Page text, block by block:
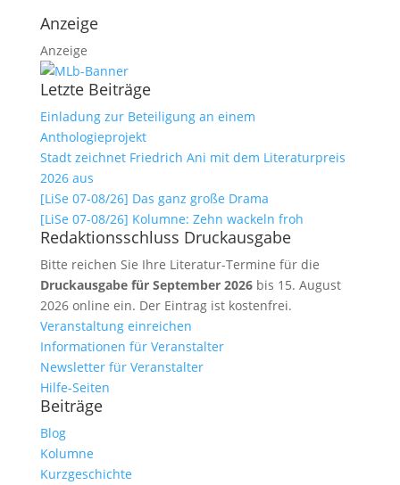
Anzeige
Anzeige
Letzte Beiträge
Einladung zur Beteiligung an einem
Anthologieprojekt
Stadt zeichnet Friedrich Ani mit dem Literaturpreis
2026 aus
[LiSe 07-08/26] Das ganz große Drama
[LiSe 07-08/26] Kolumne: Zehn wackeln froh
Redaktionsschluss Druckausgabe
Bitte reichen Sie Ihre Literatur-Termine für die
Druckausgabe für September 2026bis 15. August
2026 online ein. Der Eintrag ist kostenfrei.
Veranstaltung einreichen
Informationen für Veranstalter
Newsletter für Veranstalter
Hilfe-Seiten
Beiträge
Blog
Kolumne
Kurzgeschichte